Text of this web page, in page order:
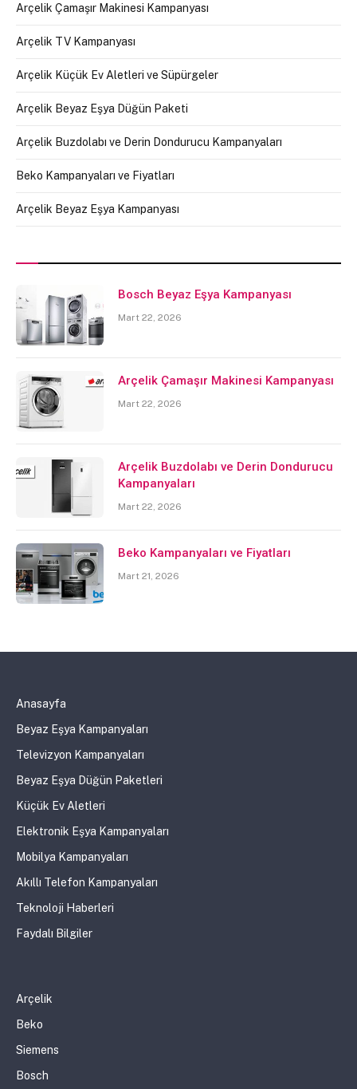
Arçelik Çamaşır Makinesi Kampanyası
Arçelik TV Kampanyası
Arçelik Küçük Ev Aletleri ve Süpürgeler
Arçelik Beyaz Eşya Düğün Paketi
Arçelik Buzdolabı ve Derin Dondurucu Kampanyaları
Beko Kampanyaları ve Fiyatları
Arçelik Beyaz Eşya Kampanyası
Bosch Beyaz Eşya Kampanyası
Mart 22, 2026
Arçelik Çamaşır Makinesi Kampanyası
Mart 22, 2026
Arçelik Buzdolabı ve Derin Dondurucu
Kampanyaları
Mart 22, 2026
Beko Kampanyaları ve Fiyatları
Mart 21, 2026
Anasayfa
Beyaz Eşya Kampanyaları
Televizyon Kampanyaları
Beyaz Eşya Düğün Paketleri
Küçük Ev Aletleri
Elektronik Eşya Kampanyaları
Mobilya Kampanyaları
Akıllı Telefon Kampanyaları
Teknoloji Haberleri
Faydalı Bilgiler
Arçelik
Beko
Siemens
Bosch